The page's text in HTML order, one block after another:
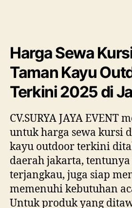
Harga Sewa
Taman Kayu
Terkini 2025 di
CV.SURYA JAYA EVENT
untuk harga sewa kursi
kayu outdoor terkini
daerah jakarta, tentunya
terjangkau, juga siap
memenuhi kebutuhan
Untuk produk yang